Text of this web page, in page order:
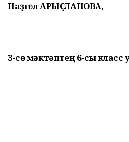
Наҙгөл АРЫҪЛАНОВА,
3-сө мәктәптең 6-сы